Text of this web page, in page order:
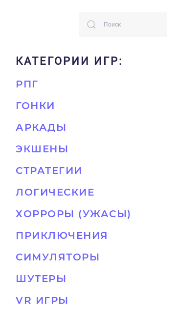
КАТЕГОРИИ ИГР:
РПГ
ГОНКИ
АРКАДЫ
ЭКШЕНЫ
СТРАТЕГИИ
ЛОГИЧЕСКИЕ
ХОРРОРЫ (УЖАСЫ)
ПРИКЛЮЧЕНИЯ
СИМУЛЯТОРЫ
ШУТЕРЫ
VR ИГРЫ